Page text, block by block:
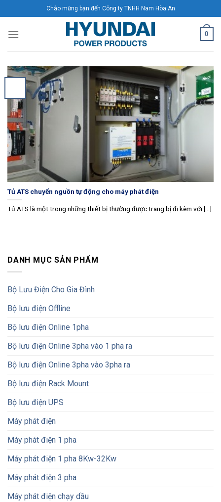
to
content
Chào mừng bạn đến Công ty TNHH Nam Hòa An
0
Tủ ATS chuyển nguồn tự động cho máy phát điện
Tủ ATS là một trong những thiết bị thường được trang bị đi kèm với [...]
DANH MỤC SẢN PHẨM
Bộ Lưu Điện Cho Gia Đình
Bộ lưu điện Offline
Bộ lưu điện Online 1pha
Bộ lưu điện Online 3pha vào 1 pha ra
Bộ lưu điện Online 3pha vào 3pha ra
Bộ lưu điện Rack Mount
Bộ lưu điện UPS
Máy phát điện
Máy phát điện 1 pha
Máy phát điện 1 pha 8Kw-32Kw
Máy phát điện 3 pha
Máy phát điện chạy dầu